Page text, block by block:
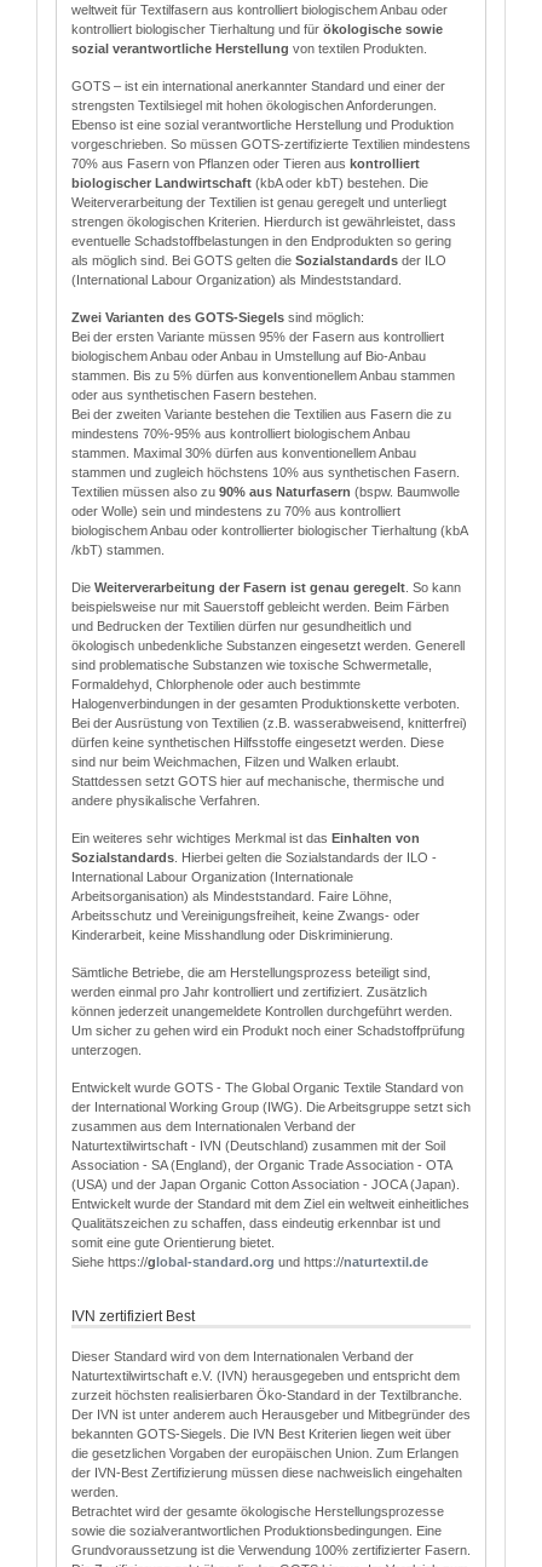
weltweit für Textilfasern aus kontrolliert biologischem Anbau oder
kontrolliert biologischer Tierhaltung und für ökologische sowie
sozial verantwortliche Herstellung von textilen Produkten.
GOTS – ist ein international anerkannter Standard und einer der
strengsten Textilsiegel mit hohen ökologischen Anforderungen.
Ebenso ist eine sozial verantwortliche Herstellung und Produktion
vorgeschrieben. So müssen GOTS-zertifizierte Textilien mindestens
70% aus Fasern von Pflanzen oder Tieren aus kontrolliert
biologischer Landwirtschaft (kbA oder kbT) bestehen. Die
Weiterverarbeitung der Textilien ist genau geregelt und unterliegt
strengen ökologischen Kriterien. Hierdurch ist gewährleistet, dass
eventuelle Schadstoffbelastungen in den Endprodukten so gering
als möglich sind. Bei GOTS gelten die Sozialstandards der ILO
(International Labour Organization) als Mindeststandard.
Zwei Varianten des GOTS-Siegels sind möglich:
Bei der ersten Variante müssen 95% der Fasern aus kontrolliert
biologischem Anbau oder Anbau in Umstellung auf Bio-Anbau
stammen. Bis zu 5% dürfen aus konventionellem Anbau stammen
oder aus synthetischen Fasern bestehen.
Bei der zweiten Variante bestehen die Textilien aus Fasern die zu
mindestens 70%-95% aus kontrolliert biologischem Anbau
stammen. Maximal 30% dürfen aus konventionellem Anbau
stammen und zugleich höchstens 10% aus synthetischen Fasern.
Textilien müssen also zu 90% aus Naturfasern (bspw. Baumwolle
oder Wolle) sein und mindestens zu 70% aus kontrolliert
biologischem Anbau oder kontrollierter biologischer Tierhaltung (kbA
/kbT) stammen.
Die Weiterverarbeitung der Fasern ist genau geregelt . So kann
beispielsweise nur mit Sauerstoff gebleicht werden. Beim Färben
und Bedrucken der Textilien dürfen nur gesundheitlich und
ökologisch unbedenkliche Substanzen eingesetzt werden. Generell
sind problematische Substanzen wie toxische Schwermetalle,
Formaldehyd, Chlorphenole oder auch bestimmte
Halogenverbindungen in der gesamten Produktionskette verboten.
Bei der Ausrüstung von Textilien (z.B. wasserabweisend, knitterfrei)
dürfen keine synthetischen Hilfsstoffe eingesetzt werden. Diese
sind nur beim Weichmachen, Filzen und Walken erlaubt.
Stattdessen setzt GOTS hier auf mechanische, thermische und
andere physikalische Verfahren.
Ein weiteres sehr wichtiges Merkmal ist das Einhalten von
Sozialstandards . Hierbei gelten die Sozialstandards der ILO -
International Labour Organization (Internationale
Arbeitsorganisation) als Mindeststandard. Faire Löhne,
Arbeitsschutz und Vereinigungsfreiheit, keine Zwangs- oder
Kinderarbeit, keine Misshandlung oder Diskriminierung.
Sämtliche Betriebe, die am Herstellungsprozess beteiligt sind,
werden einmal pro Jahr kontrolliert und zertifiziert. Zusätzlich
können jederzeit unangemeldete Kontrollen durchgeführt werden.
Um sicher zu gehen wird ein Produkt noch einer Schadstoffprüfung
unterzogen.
Entwickelt wurde GOTS - The Global Organic Textile Standard von
der International Working Group (IWG). Die Arbeitsgruppe setzt sich
zusammen aus dem Internationalen Verband der
Naturtextilwirtschaft - IVN (Deutschland) zusammen mit der Soil
Association - SA (England), der Organic Trade Association - OTA
(USA) und der Japan Organic Cotton Association - JOCA (Japan).
Entwickelt wurde der Standard mit dem Ziel ein weltweit einheitliches
Qualitätszeichen zu schaffen, dass eindeutig erkennbar ist und
somit eine gute Orientierung bietet.
Siehe https://global-standard.org und https://naturtextil.de
IVN zertifiziert Best
Dieser Standard wird von dem Internationalen Verband der
Naturtextilwirtschaft e.V. (IVN) herausgegeben und entspricht dem
zurzeit höchsten realisierbaren Öko-Standard in der Textilbranche.
Der IVN ist unter anderem auch Herausgeber und Mitbegründer des
bekannten GOTS-Siegels. Die IVN Best Kriterien liegen weit über
die gesetzlichen Vorgaben der europäischen Union. Zum Erlangen
der IVN-Best Zertifizierung müssen diese nachweislich eingehalten
werden.
Betrachtet wird der gesamte ökologische Herstellungsprozesse
sowie die sozialverantwortlichen Produktionsbedingungen. Eine
Grundvoraussetzung ist die Verwendung 100% zertifizierter Fasern.